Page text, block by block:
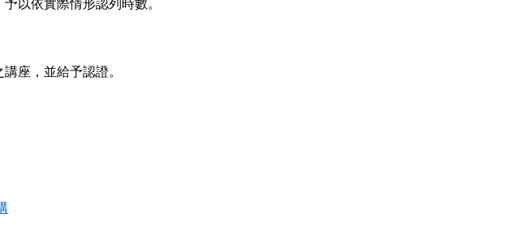
以依實際情形認列時數。
座，並給予認證。